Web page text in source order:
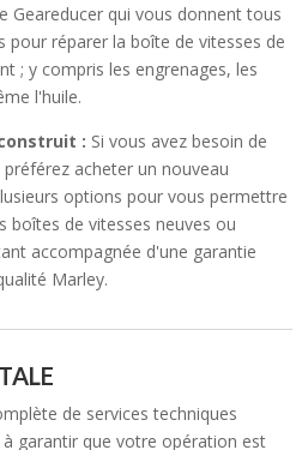
Geareducer qui vous donnent tous
pour réparer la boîte de vitesses de
; y compris les engrenages, les
l'huile.
: Si vous avez besoin de
acheter un nouveau
options pour vous permettre
boîtes de vitesses neuves ou
accompagnée d'une garantie
Marley.
de services techniques
garantir que votre opération est